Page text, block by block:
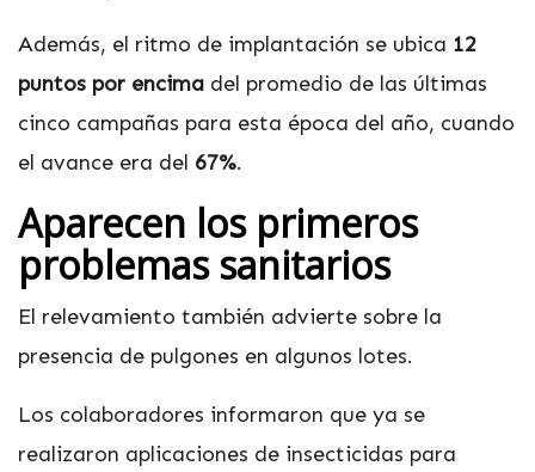
Además, el ritmo de implantación se ubica 12
puntos por encima del promedio de las últimas
cinco campañas para esta época del año, cuando
el avance era del 67%.
Aparecen los primeros
problemas sanitarios
El relevamiento también advierte sobre la
presencia de pulgones en algunos lotes.
Los colaboradores informaron que ya se
realizaron aplicaciones de insecticidas para